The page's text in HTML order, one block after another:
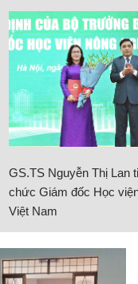
GS.TS Nguyễn Thị Lan
chức Giám đốc Học
Việt Nam